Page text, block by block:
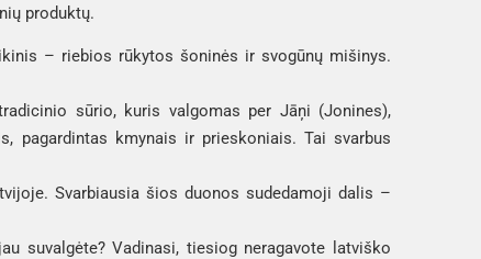
produktų.
– riebios rūkytos šoninės ir svogūnų mišinys.
sūrio, kuris valgomas per Jāņi (Jonines),
pagardintas kmynais ir prieskoniais. Tai svarbus
Svarbiausia šios duonos sudedamoji dalis –
suvalgėte? Vadinasi, tiesiog neragavote latviško